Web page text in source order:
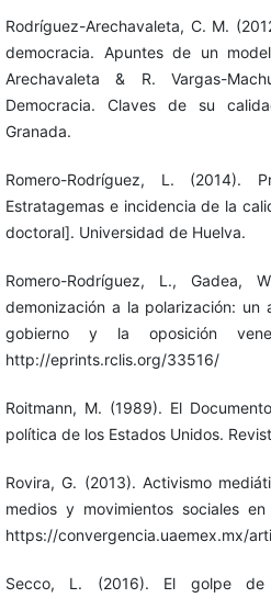
Rodríguez-Arechavaleta, C. M.
democracia. Apuntes de un
Arechavaleta & R. Vargas-
Democracia. Claves de su
Granada.
Romero-Rodríguez, L. (2014).
Estratagemas e incidencia de la
doctoral]. Universidad de Huelva.
Romero-Rodríguez, L.,
demonización a la polarización:
gobierno y la oposición
http://eprints.rclis.org/33516/
Roitmann, M. (1989). El
política de los Estados Unidos.
Rovira, G. (2013). Activismo
medios y movimientos sociales
https://convergencia.uaemex.mx/
Secco, L. (2016). El golpe